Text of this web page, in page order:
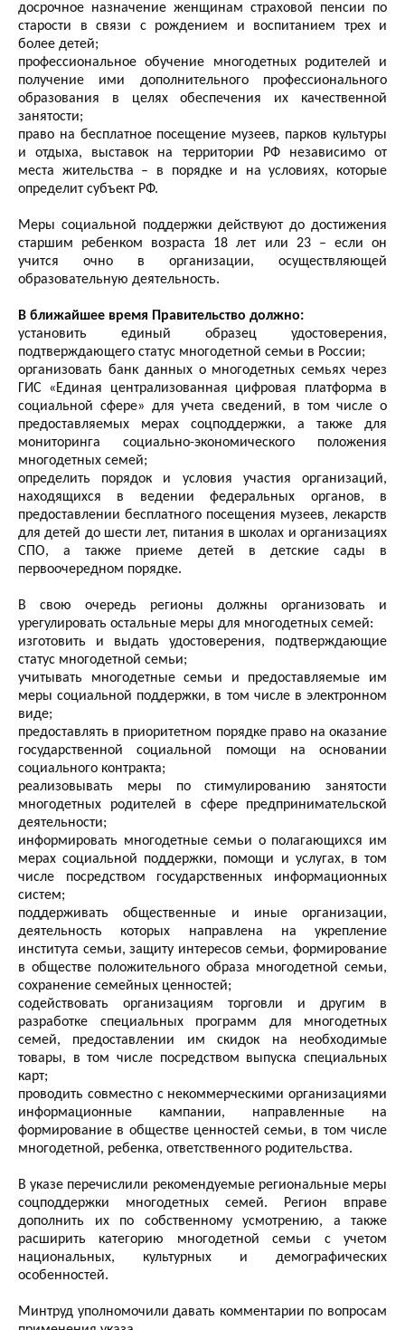
досрочное назначение женщинам страховой пенсии по
старости в связи с рождением и воспитанием трех и
более детей;
профессиональное обучение многодетных родителей и
получение ими дополнительного профессионального
образования в целях обеспечения их качественной
занятости;
право на бесплатное посещение музеев, парков культуры
и отдыха, выставок на территории РФ независимо от
места жительства – в порядке и на условиях, которые
определит субъект РФ.
Меры социальной поддержки действуют до достижения
старшим ребенком возраста 18 лет или 23 – если он
учится очно в организации, осуществляющей
образовательную деятельность.
В ближайшее время Правительство должно:
установить единый образец удостоверения,
подтверждающего статус многодетной семьи в России;
организовать банк данных о многодетных семьях через
ГИС «Единая централизованная цифровая платформа в
социальной сфере» для учета сведений, в том числе о
предоставляемых мерах соцподдержки, а также для
мониторинга социально-экономического положения
многодетных семей;
определить порядок и условия участия организаций,
находящихся в ведении федеральных органов, в
предоставлении бесплатного посещения музеев, лекарств
для детей до шести лет, питания в школах и организациях
СПО, а также приеме детей в детские сады в
первоочередном порядке.
В свою очередь регионы должны организовать и
урегулировать остальные меры для многодетных семей:
изготовить и выдать удостоверения, подтверждающие
статус многодетной семьи;
учитывать многодетные семьи и предоставляемые им
меры социальной поддержки, в том числе в электронном
виде;
предоставлять в приоритетном порядке право на оказание
государственной социальной помощи на основании
социального контракта;
реализовывать меры по стимулированию занятости
многодетных родителей в сфере предпринимательской
деятельности;
информировать многодетные семьи о полагающихся им
мерах социальной поддержки, помощи и услугах, в том
числе посредством государственных информационных
систем;
поддерживать общественные и иные организации,
деятельность которых направлена на укрепление
института семьи, защиту интересов семьи, формирование
в обществе положительного образа многодетной семьи,
сохранение семейных ценностей;
содействовать организациям торговли и другим в
разработке специальных программ для многодетных
семей, предоставлении им скидок на необходимые
товары, в том числе посредством выпуска специальных
карт;
проводить совместно с некоммерческими организациями
информационные кампании, направленные на
формирование в обществе ценностей семьи, в том числе
многодетной, ребенка, ответственного родительства.
В указе перечислили рекомендуемые региональные меры
соцподдержки многодетных семей. Регион вправе
дополнить их по собственному усмотрению, а также
расширить категорию многодетной семьи с учетом
национальных, культурных и демографических
особенностей.
Минтруд уполномочили давать комментарии по вопросам